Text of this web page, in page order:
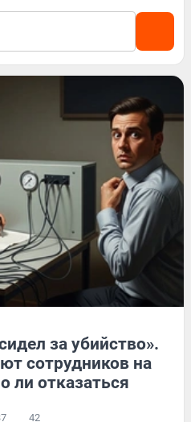
за убийство».
сотрудников на
ли отказаться
42